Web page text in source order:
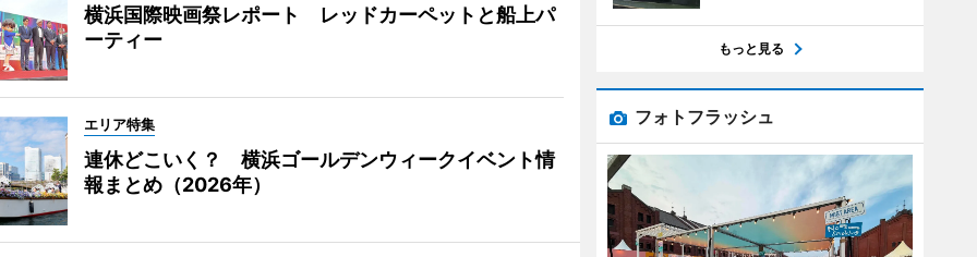
横浜国際映画祭レポート レッドカーペットと船上パ
ーティー
エリア特集
連休どこいく？ 横浜ゴールデンウィークイベント情
報まとめ（2026年）
もっと見る
フォトフラッシュ